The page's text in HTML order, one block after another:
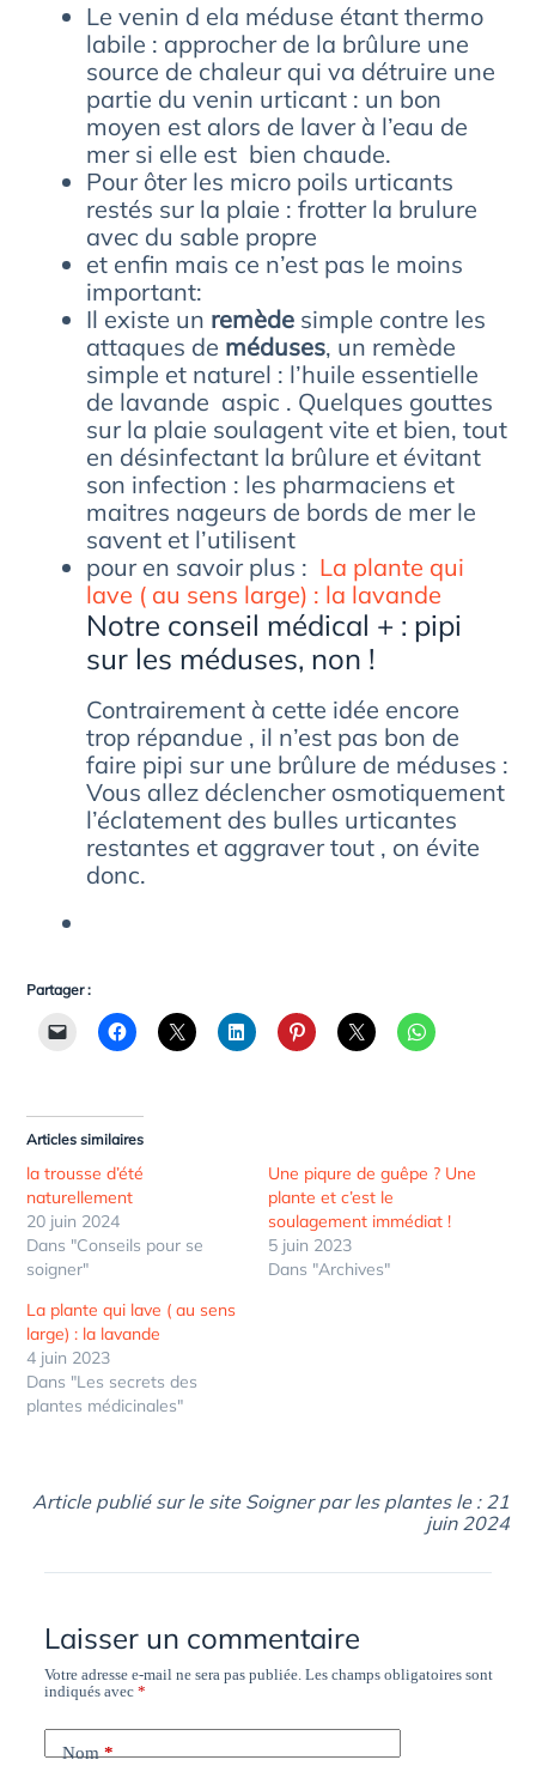
Le venin d ela méduse étant thermo
labile : approcher de la brûlure une
source de chaleur qui va détruire une
partie du venin urticant : un bon
moyen est alors de laver à l’eau de
mer si elle est bien chaude.
Pour ôter les micro poils urticants
restés sur la plaie : frotter la brulure
avec du sable propre
et enfin mais ce n’est pas le moins
important:
Il existe un remède simple contre les
attaques de méduses, un remède
simple et naturel : l’huile essentielle
de lavande aspic . Quelques gouttes
sur la plaie soulagent vite et bien, tout
en désinfectant la brûlure et évitant
son infection : les pharmaciens et
maitres nageurs de bords de mer le
savent et l’utilisent
pour en savoir plus : La plante qui
lave ( au sens large) : la lavande
Notre conseil médical + : pipi
sur les méduses, non !
Contrairement à cette idée encore
trop répandue , il n’est pas bon de
faire pipi sur une brûlure de méduses :
Vous allez déclencher osmotiquement
l’éclatement des bulles urticantes
restantes et aggraver tout , on évite
donc.
Partager :
Articles similaires
la trousse d’été
naturellement
20 juin 2024
Dans "Conseils pour se
soigner"
Une piqure de guêpe ? Une
plante et c’est le
soulagement immédiat !
5 juin 2023
Dans "Archives"
La plante qui lave ( au sens
large) : la lavande
4 juin 2023
Dans "Les secrets des
plantes médicinales"
Article publié sur le site Soigner par les plantes le : 21
juin 2024
Laisser un commentaire
Votre adresse e-mail ne sera pas publiée. Les champs obligatoires sont
indiqués avec*
Nom*